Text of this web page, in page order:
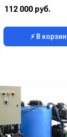
Материал бака:
Номинальный диаметр принадлежностей (мм):
112 000 руб.
⚡ В